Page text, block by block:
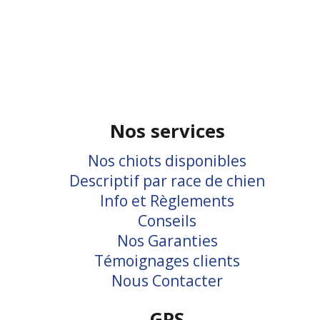
Nos services
Nos chiots disponibles
Descriptif par race de chien
Info et Règlements
Conseils
Nos Garanties
Témoignages clients
Nous Contacter